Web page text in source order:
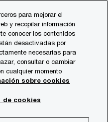
para mejorar el
y recopilar información
conocer los contenidos
desactivadas por
necesarias para
consultar o cambiar
cualquier momento
sobre cookies
de cookies